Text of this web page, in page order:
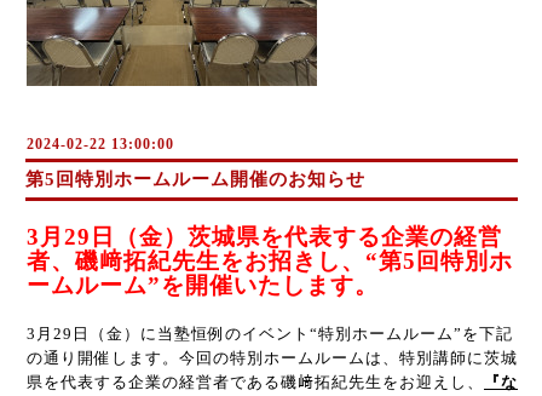
2024-02-22 13:00:00
第5回特別ホームルーム開催のお知らせ
3月29日（金）茨城県を代表する企業の経営
者、磯﨑拓紀先生をお招きし、“第5回特別ホ
ームルーム”を開催いたします。
3月29日（金）に当塾恒例のイベント“特別ホームルーム”を下記
の通り開催します。今回の特別ホームルームは、特別講師に茨城
県を代表する企業の経営者である磯﨑拓紀先生をお迎えし、
『な